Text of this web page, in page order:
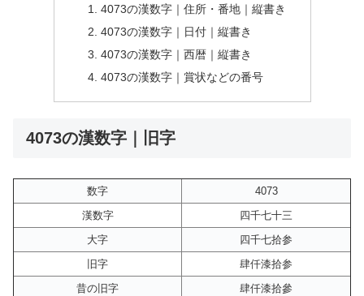
4073の漢数字｜住所・番地｜縦書き
4073の漢数字｜日付｜縦書き
4073の漢数字｜西暦｜縦書き
4073の漢数字｜賞状などの番号
4073の漢数字｜旧字
数字
4073
漢数字
四千七十三
大字
四千七拾参
旧字
肆仟漆拾参
昔の旧字
肆仟漆拾參